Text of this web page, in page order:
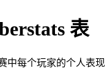
表
中每个玩家的个人表现